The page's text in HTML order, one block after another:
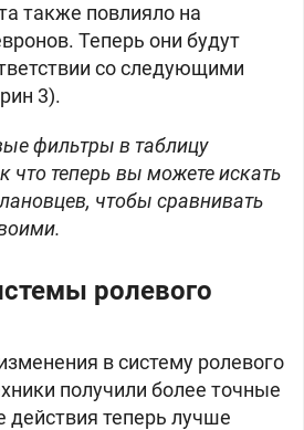
также повлияло на
Теперь они будут
со следующими
3).
фильтры в таблицу
что теперь вы можете искать
чтобы сравнивать
ролевого
в систему ролевого
получили более точные
действия теперь лучше